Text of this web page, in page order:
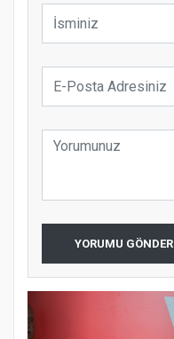
YORUMU GÖNDER